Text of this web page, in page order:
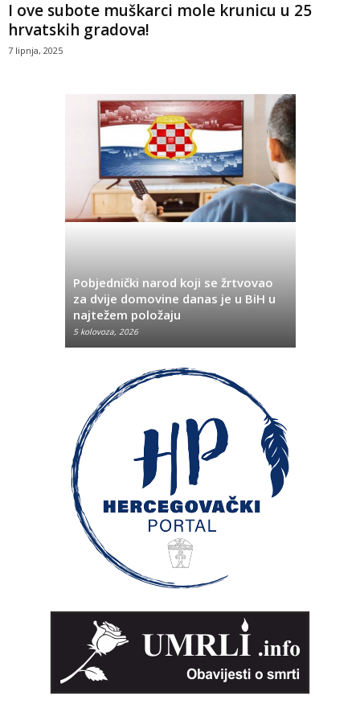
I ove subote muškarci mole krunicu u 25
hrvatskih gradova!
7 lipnja, 2025
Pobjednički narod koji se žrtvovao
za dvije domovine danas je u BiH u
najtežem položaju
5 kolovoza, 2026